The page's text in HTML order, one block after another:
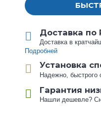
Доставка по
Доставка в
Подробней
Установка
Надежно, быстрого
Гарантия
Нашли дешевле?